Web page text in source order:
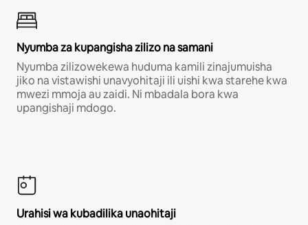
Nyumba za kupangisha zilizo na samani
Nyumba zilizowekewa huduma kamili zinajumuisha
jiko na vistawishi unavyohitaji ili uishi kwa starehe kwa
mwezi mmoja au zaidi. Ni mbadala bora kwa
upangishaji mdogo.
Urahisi wa kubadilika unaohitaji